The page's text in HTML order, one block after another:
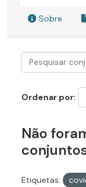
Sobre
Ordenar por
Não
Etiquetas: